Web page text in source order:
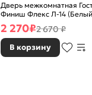
Дверь межкомнатная
Финиш Флекс Л-14
глухая, каркасно-щитовая
2 270₽2 670 ₽
В корзину